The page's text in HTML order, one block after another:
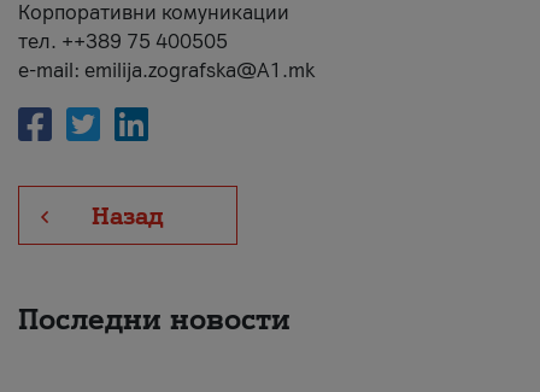
Корпоративни комуникации
тел. ++389 75 400505
e-mail: emilija.zografska@A1.mk
Назад
Последни новости